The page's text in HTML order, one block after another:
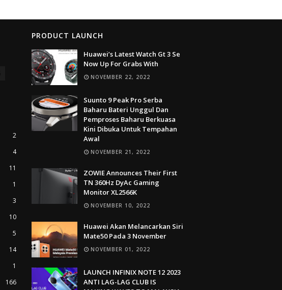
2
4
11
1
3
10
5
14
1
166
PRODUCT LAUNCH
Huawei’s Latest Watch Gt 3 Se
Now Up For Grabs With
NOVEMBER 22, 2022
Suunto 9 Peak Pro Serba
Baharu Bateri Unggul Dan
Pemproses Baharu Berkuasa
Kini Dibuka Untuk Tempahan
Awal
NOVEMBER 21, 2022
ZOWIE Announces Their First
TN 360Hz DyAc Gaming
Monitor XL2566K
NOVEMBER 10, 2022
Huawei Akan Melancarkan Siri
Mate50 Pada 3 November
NOVEMBER 01, 2022
LAUNCH INFINIX NOTE 12 2023
ANTI LAG-LAG CLUB IS